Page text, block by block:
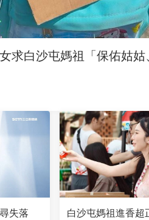
求白沙屯媽祖「保佑姑
尋失落
白沙屯媽祖進香超